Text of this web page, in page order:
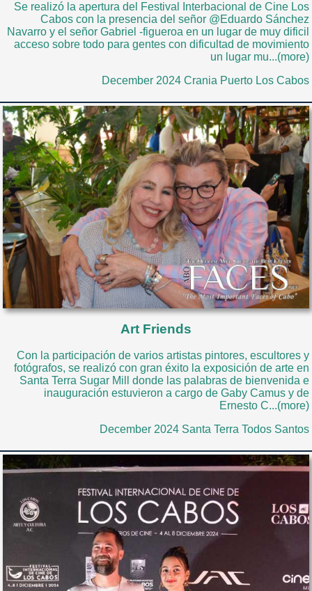
Se realizó la apertura del Festival Interbacional de Cine Los
Cabos con la presencia del señor @Eduardo Sánchez
Navarro y el señor Gabriel -figueroa en un lugar de muy dificil
acceso sobre todo para gentes con dificultad de movimiento
un lugar mu...(more)
December 2024 Crania Puerto Los Cabos
Art Friends
Con la participación de varios artistas pintores, escultores y
fotógrafos, se realizó con gran éxito la exposición de arte en
Santa Terra Sugar Mill donde las palabras de bienvenida e
inauguración estuvieron a cargo de Gaby Camus y de
Ernesto C...(more)
December 2024 Santa Terra Todos Santos